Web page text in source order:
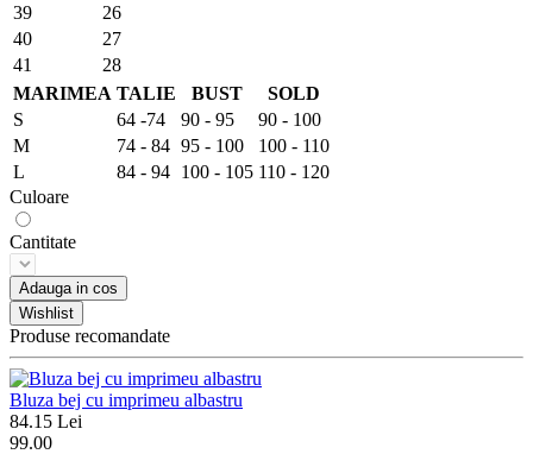
39
26
40
27
41
28
MARIMEA TALIE BUST
SOLD
S
64 -74 90 - 95
90 - 100
M
74 - 84 95 - 100
100 - 110
L
84 - 94 100 - 105 110 - 120
Culoare
Cantitate
Adauga in cos
Wishlist
Produse recomandate
Bluza bej cu imprimeu albastru
84.15 Lei
99.00